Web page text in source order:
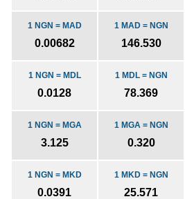
1 MAD = NGN
146.530
1 NGN = MAD
0.00682
1 MDL = NGN
78.369
1 NGN = MDL
0.0128
1 MGA = NGN
0.320
1 NGN = MGA
3.125
1 MKD = NGN
25.571
1 NGN = MKD
0.0391